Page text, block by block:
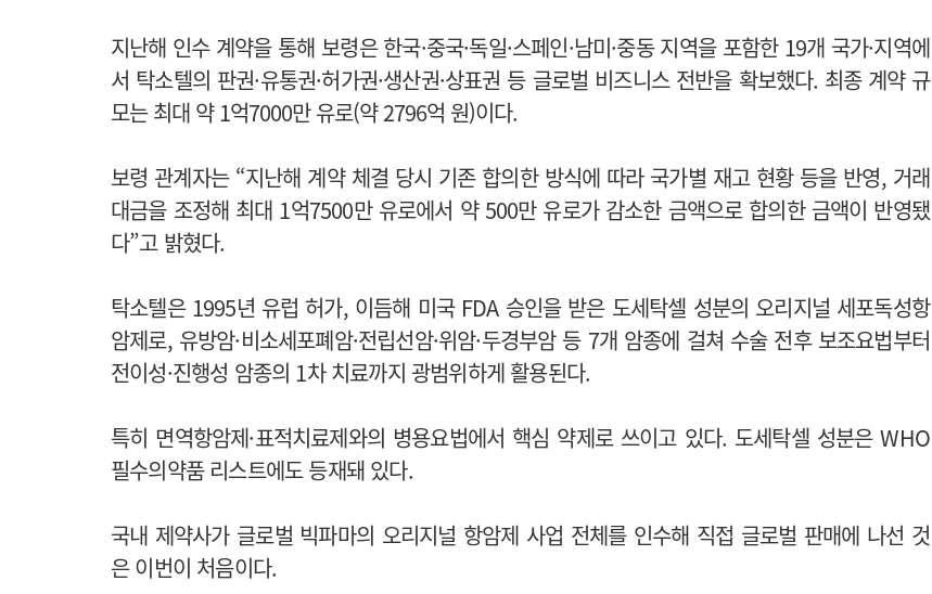
지난해 인수 계약을 통해 보령은 한국·중국·독일·스페인·남미·중동 지역을 포함한 19개 국가·지역에
서 탁소텔의 판권·유통권·허가권·생산권·상표권 등 글로벌 비즈니스 전반을 확보했다. 최종 계약 규
모는 최대 약 1억7000만 유로(약 2796억 원)이다.
보령 관계자는 “지난해 계약 체결 당시 기존 합의한 방식에 따라 국가별 재고 현황 등을 반영, 거래
대금을 조정해 최대 1억7500만 유로에서 약 500만 유로가 감소한 금액으로 합의한 금액이 반영됐
다”고 밝혔다.
탁소텔은 1995년 유럽 허가, 이듬해 미국 FDA 승인을 받은 도세탁셀 성분의 오리지널 세포독성항
암제로, 유방암·비소세포폐암·전립선암·위암·두경부암 등 7개 암종에 걸쳐 수술 전후 보조요법부터
전이성·진행성 암종의 1차 치료까지 광범위하게 활용된다.
특히 면역항암제·표적치료제와의 병용요법에서 핵심 약제로 쓰이고 있다. 도세탁셀 성분은 WHO
필수의약품 리스트에도 등재돼 있다.
국내 제약사가 글로벌 빅파마의 오리지널 항암제 사업 전체를 인수해 직접 글로벌 판매에 나선 것
은 이번이 처음이다.